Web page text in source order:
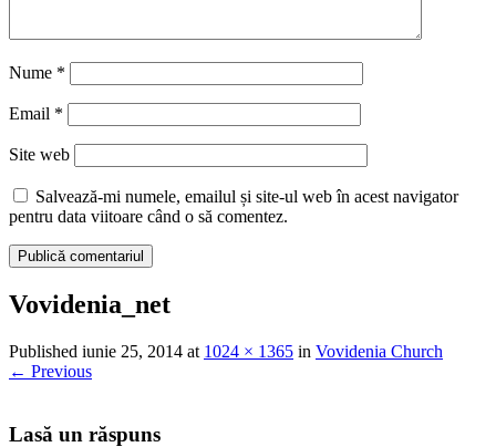
Nume *
Email *
Site web
Salvează-mi numele, emailul și site-ul web în acest navigator
pentru data viitoare când o să comentez.
Vovidenia_net
Published iunie 25, 2014 at 1024 × 1365 in Vovidenia Church
← Previous
Lasă un răspuns